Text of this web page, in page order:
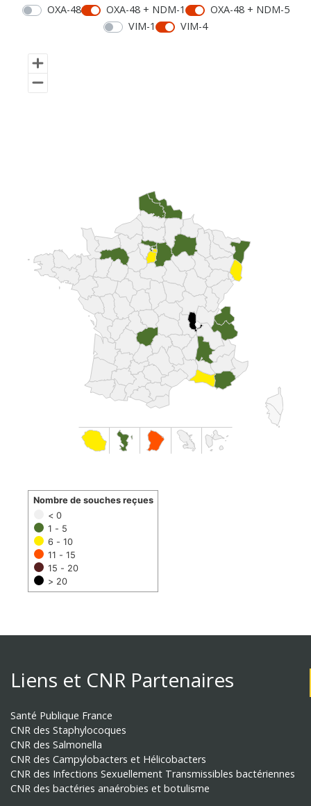
OXA-48
OXA-48 + NDM-1
OXA-48 + NDM-5
VIM-1
VIM-4
< 0
1 - 5
6 - 10
11 - 15
15 - 20
> 20
Nombre de souches reçues
Liens et CNR Partenaires
Santé Publique France
CNR des Staphylocoques
CNR des Salmonella
CNR des Campylobacters et Hélicobacters
CNR des Infections Sexuellement Transmissibles bactériennes
CNR des bactéries anaérobies et botulisme